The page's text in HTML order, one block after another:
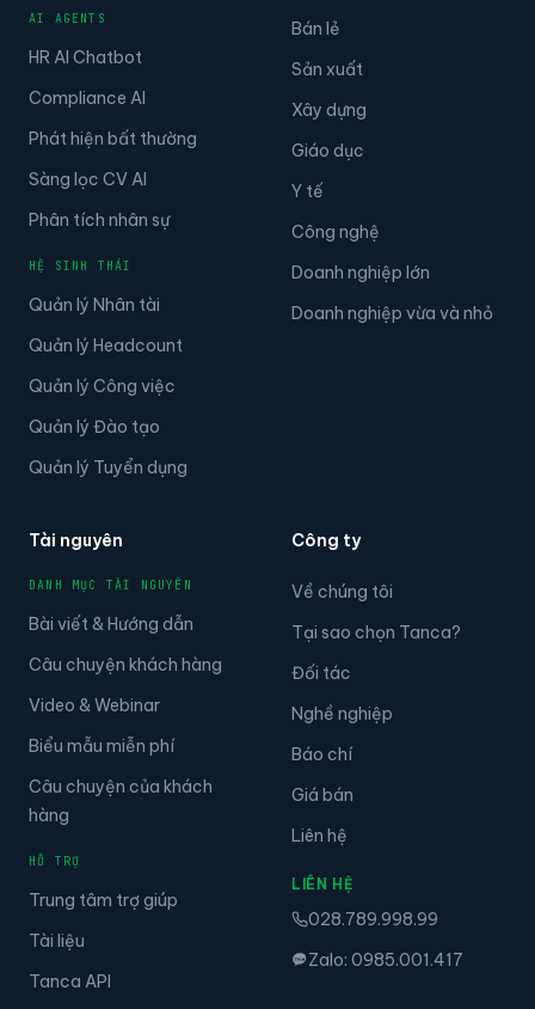
AI AGENTS
HR AI Chatbot
Compliance AI
Phát hiện bất thường
Sàng lọc CV AI
Phân tích nhân sự
HỆ SINH THÁI
Quản lý Nhân tài
Quản lý Headcount
Quản lý Công việc
Quản lý Đào tạo
Quản lý Tuyển dụng
Bán lẻ
Sản xuất
Xây dựng
Giáo dục
Y tế
Công nghệ
Doanh nghiệp lớn
Doanh nghiệp vừa và nhỏ
Tài nguyên
DANH MỤC TÀI NGUYÊN
Bài viết & Hướng dẫn
Câu chuyện khách hàng
Video & Webinar
Biểu mẫu miễn phí
Câu chuyện của khách
hàng
HỖ TRỢ
Trung tâm trợ giúp
Tài liệu
Tanca API
Công ty
Về chúng tôi
Tại sao chọn Tanca?
Đối tác
Nghề nghiệp
Báo chí
Giá bán
Liên hệ
LIÊN HỆ
028.789.998.99
Zalo: 0985.001.417